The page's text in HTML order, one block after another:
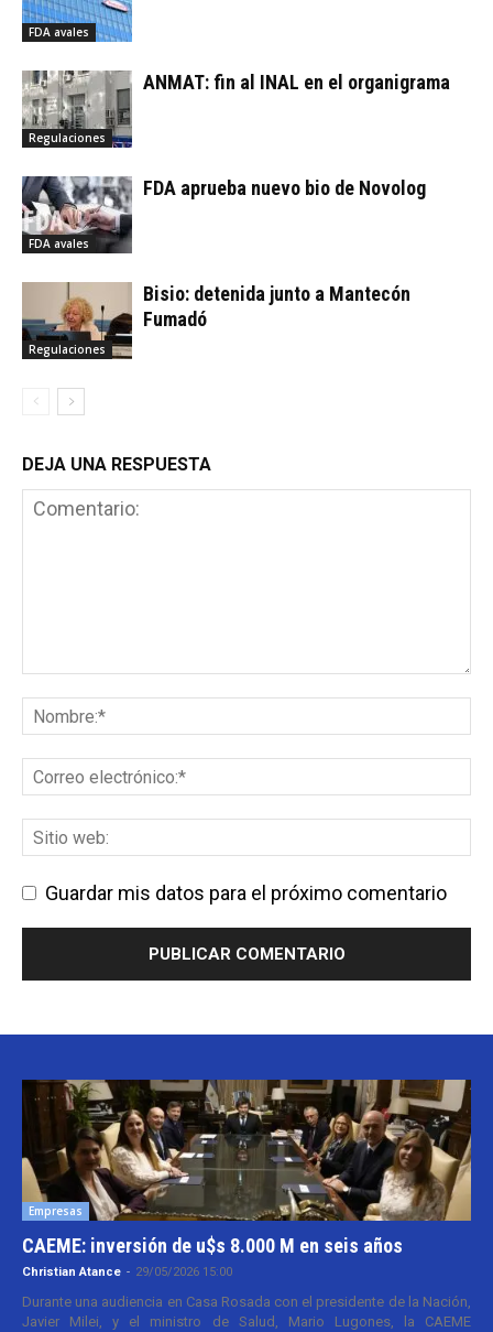
FDA avales
Regulaciones
ANMAT: fin al INAL en el organigrama
FDA avales
FDA aprueba nuevo bio de Novolog
Regulaciones
Bisio: detenida junto a Mantecón
Fumadó
DEJA UNA RESPUESTA
Guardar mis datos para el próximo comentario
Empresas
CAEME: inversión de u$s 8.000 M en seis años
Christian Atance - 29/05/2026 15:00
Durante una audiencia en Casa Rosada con el presidente de la Nación,
Javier Milei, y el ministro de Salud, Mario Lugones, la CAEME